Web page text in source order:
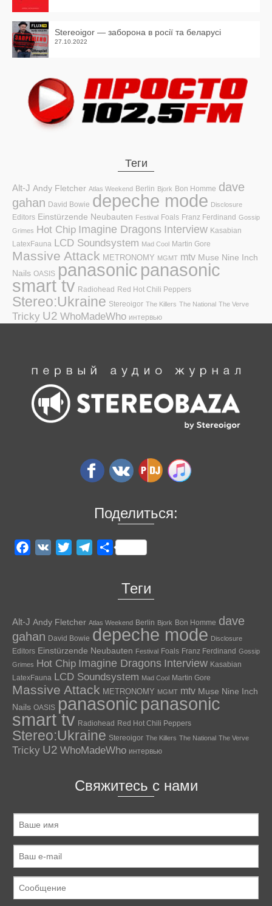
Stereoigor — заборона в росії та беларусі
27.10.2022
Теги
Alt-J Andy Fletcher Atlas Weekend Berlin Bjork Bon Homme dave
gahan David Bowie depeche mode Disclosure
Editors Einstürzende Neubauten Festival Foals Franz Ferdinand Gossip
Grimes Hot Chip Imagine Dragons Interview Kasabian
LatexFauna LCD Soundsystem Mad Cool Martin Gore
Massive Attack METRONOMY MGMT mtv Muse Nine Inch
Nails OASIS panasonic panasonic
smart tv Radiohead Red Hot Chili Peppers
Stereo:Ukraine Stereoigor The Killers The National The Verve
Tricky U2 WhoMadeWho интервью
Поделиться:
Facebook
VK Twitter TelegramОтправить
Теги
Alt-J Andy Fletcher Atlas Weekend Berlin Bjork Bon Homme dave
gahan David Bowie depeche mode Disclosure
Editors Einstürzende Neubauten Festival Foals Franz Ferdinand Gossip
Grimes Hot Chip Imagine Dragons Interview Kasabian
LatexFauna LCD Soundsystem Mad Cool Martin Gore
Massive Attack METRONOMY MGMT mtv Muse Nine Inch
Nails OASIS panasonic panasonic
smart tv Radiohead Red Hot Chili Peppers
Stereo:Ukraine Stereoigor The Killers The National The Verve
Tricky U2 WhoMadeWho интервью
Свяжитесь с нами